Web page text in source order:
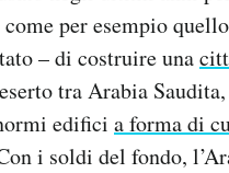
per esempio
– di costruire una
tra Arabia
edifici a forma di
i soldi del fondo,